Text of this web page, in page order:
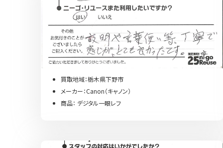
買取地域：栃木県下野市
メーカー：Canon（キャノン）
商品： デジタル一眼レフ